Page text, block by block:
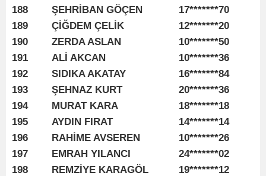
188
ŞEHRİBAN GÖÇEN
17*******70
189
ÇİĞDEM ÇELİK
12*******20
190
ZERDA ASLAN
10*******50
191
ALİ AKCAN
10*******36
192
SIDIKA AKATAY
16*******84
193
ŞEHNAZ KURT
20*******36
194
MURAT KARA
18*******18
195
AYDIN FIRAT
14*******14
196
RAHİME AVSEREN
10*******26
197
EMRAH YILANCI
24*******02
198
REMZİYE KARAGÖL
19*******12